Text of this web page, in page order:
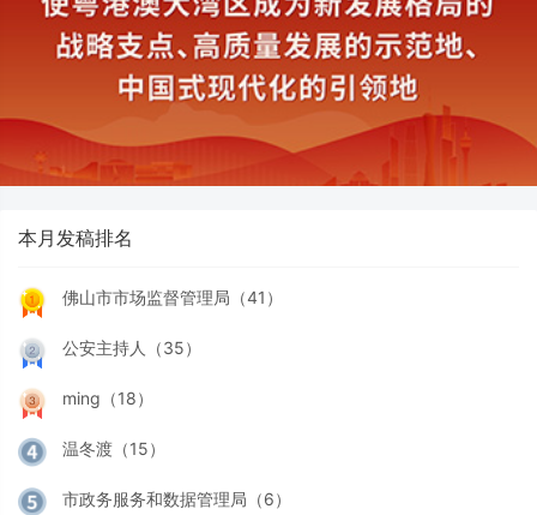
本月发稿排名
佛山市市场监督管理局（41）
公安主持人（35）
ming（18）
温冬渡（15）
市政务服务和数据管理局（6）